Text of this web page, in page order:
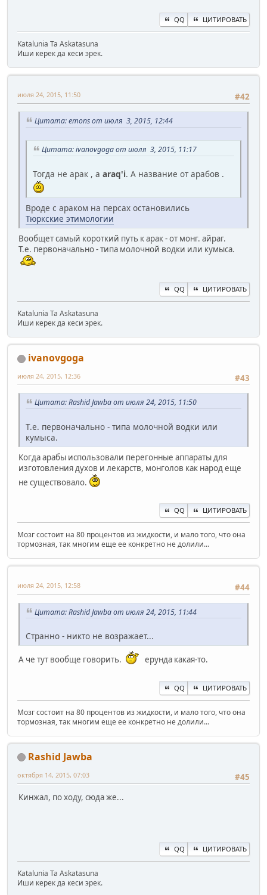
QQ ЦИТИРОВАТЬ
Katalunia Ta Askatasuna
Иши керек да кеси эрек.
#42
июля 24, 2015, 11:50
Цитата: emons от июля 3, 2015, 12:44
Цитата: ivanovgoga от июля 3, 2015, 11:17
Тогда не арак , а araq'i. А название от арабов .
Вроде с араком на персах остановились
Тюркские этимологии
Вообщет самый короткий путь к арак - от монг. айраг.
Т.е. первоначально - типа молочной водки или кумыса.
QQ ЦИТИРОВАТЬ
Katalunia Ta Askatasuna
Иши керек да кеси эрек.
ivanovgoga
#43
июля 24, 2015, 12:36
Цитата: Rashid Jawba от июля 24, 2015, 11:50
Т.е. первоначально - типа молочной водки или
кумыса.
Когда арабы использовали перегонные аппараты для
изготовления духов и лекарств, монголов как народ еще
не существовало.
QQ ЦИТИРОВАТЬ
Мозг состоит на 80 процентов из жидкости, и мало того, что она
тормозная, так многим еще ее конкретно не долили...
#44
июля 24, 2015, 12:58
Цитата: Rashid Jawba от июля 24, 2015, 11:44
Странно - никто не возражает...
А че тут вообще говорить. ерунда какая-то.
QQ ЦИТИРОВАТЬ
Мозг состоит на 80 процентов из жидкости, и мало того, что она
тормозная, так многим еще ее конкретно не долили...
Rashid Jawba
#45
октября 14, 2015, 07:03
Кинжал, по ходу, сюда же...
QQ ЦИТИРОВАТЬ
Katalunia Ta Askatasuna
Иши керек да кеси эрек.